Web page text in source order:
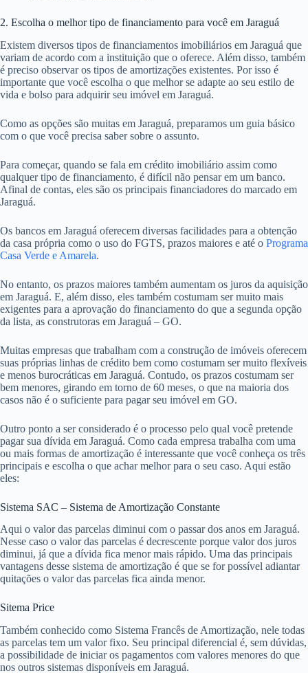
2. Escolha o melhor tipo de financiamento para você em Jaraguá
Existem diversos tipos de financiamentos imobiliários em Jaraguá que
variam de acordo com a instituição que o oferece. Além disso, também
é preciso observar os tipos de amortizações existentes. Por isso é
importante que você escolha o que melhor se adapte ao seu estilo de
vida e bolso para adquirir seu imóvel em Jaraguá.
Como as opções são muitas em Jaraguá, preparamos um guia básico
com o que você precisa saber sobre o assunto.
Para começar, quando se fala em crédito imobiliário assim como
qualquer tipo de financiamento, é difícil não pensar em um banco.
Afinal de contas, eles são os principais financiadores do marcado em
Jaraguá.
Os bancos em Jaraguá oferecem diversas facilidades para a obtenção
da casa própria como o uso do FGTS, prazos maiores e até o Programa
Casa Verde e Amarela.
No entanto, os prazos maiores também aumentam os juros da aquisição
em Jaraguá. E, além disso, eles também costumam ser muito mais
exigentes para a aprovação do financiamento do que a segunda opção
da lista, as construtoras em Jaraguá – GO.
Muitas empresas que trabalham com a construção de imóveis oferecem
suas próprias linhas de crédito bem como costumam ser muito flexíveis
e menos burocráticas em Jaraguá. Contudo, os prazos costumam ser
bem menores, girando em torno de 60 meses, o que na maioria dos
casos não é o suficiente para pagar seu imóvel em GO.
Outro ponto a ser considerado é o processo pelo qual você pretende
pagar sua dívida em Jaraguá. Como cada empresa trabalha com uma
ou mais formas de amortização é interessante que você conheça os três
principais e escolha o que achar melhor para o seu caso. Aqui estão
eles:
Sistema SAC – Sistema de Amortização Constante
Aqui o valor das parcelas diminui com o passar dos anos em Jaraguá.
Nesse caso o valor das parcelas é decrescente porque valor dos juros
diminui, já que a dívida fica menor mais rápido. Uma das principais
vantagens desse sistema de amortização é que se for possível adiantar
quitações o valor das parcelas fica ainda menor.
Sitema Price
Também conhecido como Sistema Francês de Amortização, nele todas
as parcelas tem um valor fixo. Seu principal diferencial é, sem dúvidas,
a possibilidade de iniciar os pagamentos com valores menores do que
nos outros sistemas disponíveis em Jaraguá.